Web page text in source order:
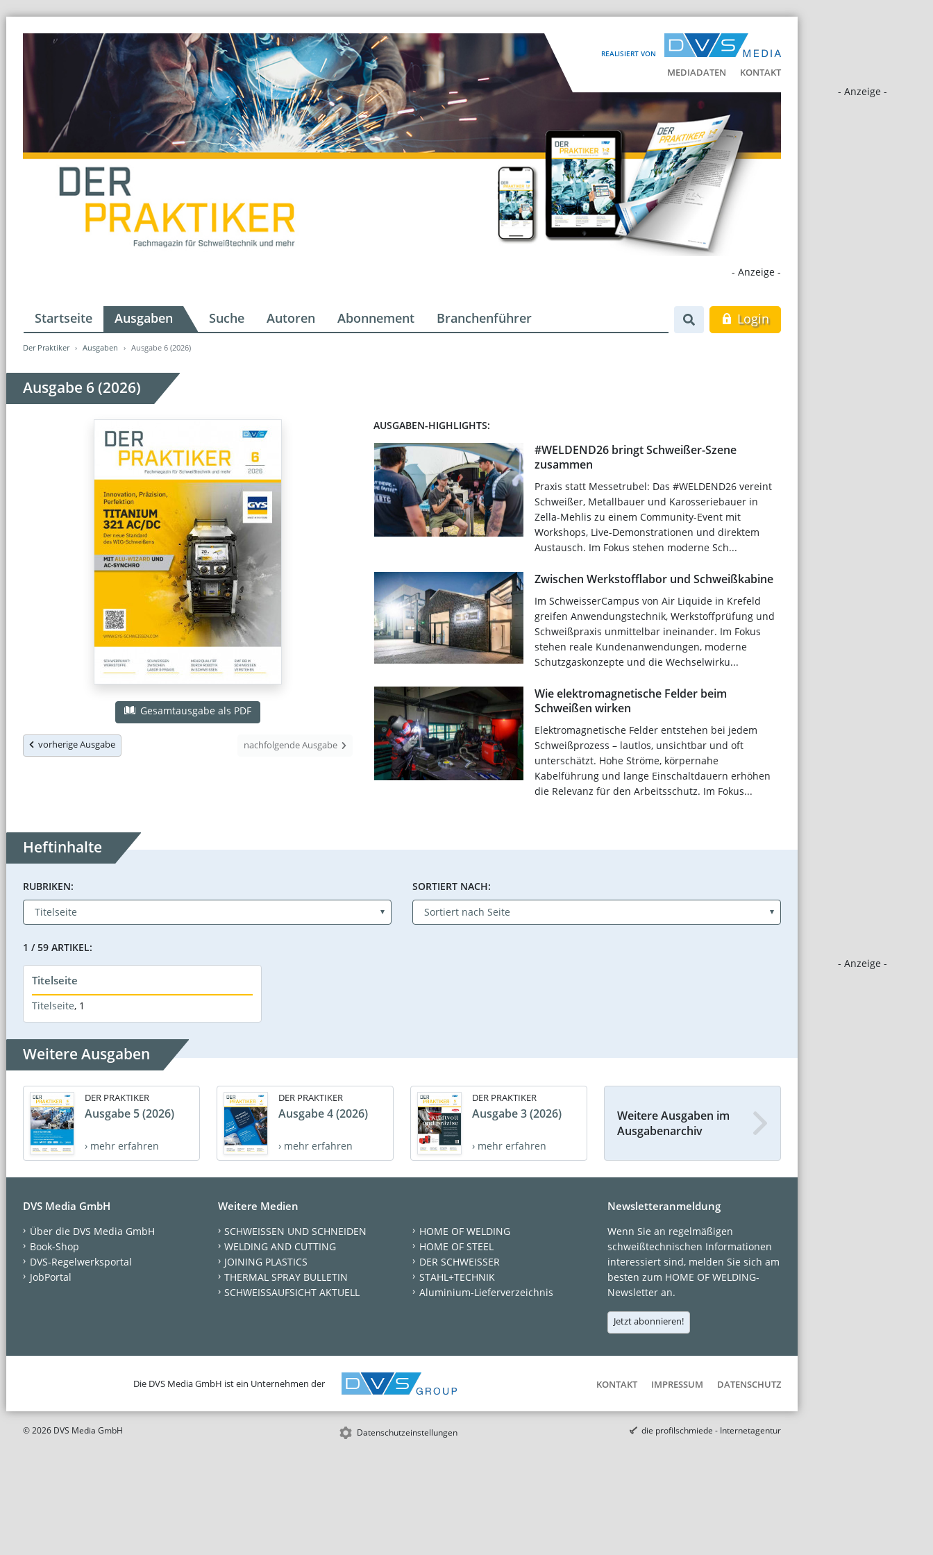
REALISIERT VON
MEDIADATEN KONTAKT
- Anzeige -
- Anzeige -
- Anzeige -
Startseite Ausgaben Suche Autoren Abonnement Branchenführer Login
Der Praktiker Ausgaben Ausgabe 6 (2026)
Ausgabe 6 (2026)
Gesamtausgabe als PDF
vorherige Ausgabe nachfolgende Ausgabe
AUSGABEN-HIGHLIGHTS:
#WELDEND26 bringt Schweißer-Szene
zusammen
Praxis statt Messetrubel: Das #WELDEND26 vereint
Schweißer, Metallbauer und Karosseriebauer in
Zella-Mehlis zu einem Community-Event mit
Workshops, Live-Demonstrationen und direktem
Austausch. Im Fokus stehen moderne Sch...
Zwischen Werkstofflabor und Schweißkabine
Im SchweisserCampus von Air Liquide in Krefeld
greifen Anwendungstechnik, Werkstoffprüfung und
Schweißpraxis unmittelbar ineinander. Im Fokus
stehen reale Kundenanwendungen, moderne
Schutzgaskonzepte und die Wechselwirku...
Wie elektromagnetische Felder beim
Schweißen wirken
Elektromagnetische Felder entstehen bei jedem
Schweißprozess – lautlos, unsichtbar und oft
unterschätzt. Hohe Ströme, körpernahe
Kabelführung und lange Einschaltdauern erhöhen
die Relevanz für den Arbeitsschutz. Im Fokus...
Heftinhalte
RUBRIKEN: SORTIERT NACH:
1 / 59 ARTIKEL:
Titelseite
Titelseite, 1
Weitere Ausgaben
DER PRAKTIKER
Ausgabe 5 (2026)
› mehr erfahren
DER PRAKTIKER
Ausgabe 4 (2026)
› mehr erfahren
DER PRAKTIKER
Ausgabe 3 (2026)
› mehr erfahren
Weitere Ausgaben im
Ausgabenarchiv
DVS Media GmbH
Über die DVS Media GmbH
Book-Shop
DVS-Regelwerksportal
JobPortal
Weitere Medien
SCHWEISSEN UND SCHNEIDEN
WELDING AND CUTTING
JOINING PLASTICS
THERMAL SPRAY BULLETIN
SCHWEISSAUFSICHT AKTUELL
HOME OF WELDING
HOME OF STEEL
DER SCHWEISSER
STAHL+TECHNIK
Aluminium-Lieferverzeichnis
Newsletteranmeldung
Wenn Sie an regelmäßigen
schweißtechnischen Informationen
interessiert sind, melden Sie sich am
besten zum HOME OF WELDING-
Newsletter an.
Jetzt abonnieren!
Die DVS Media GmbH ist ein Unternehmen der KONTAKT IMPRESSUM DATENSCHUTZ
© 2026 DVS Media GmbH Datenschutzeinstellungen die profilschmiede - Internetagentur